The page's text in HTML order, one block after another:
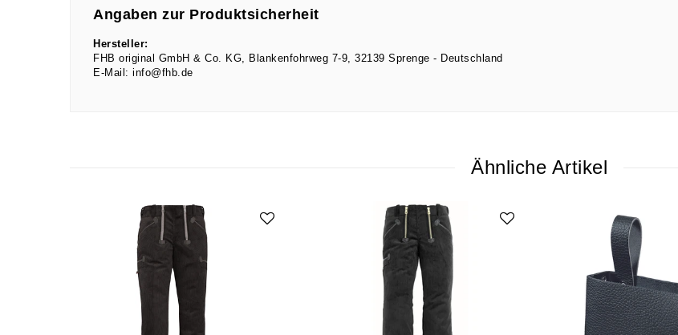
Angaben zur Produktsicherheit
Hersteller:
FHB original GmbH & Co. KG
Blankenfohrweg 7-9 32139 Sprenge
Deutschland
E-Mail: info@fhb.de
Ähnliche Artikel